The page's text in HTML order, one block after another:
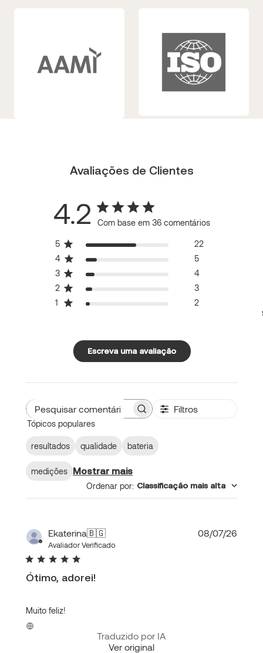
Avaliações de Clientes
4.2 Com base em 36 comentários
5
22
4
5
3
4
2
3
1
2
Escreva uma avaliação
Pesquisar
comentários
Filtros
Tópicos populares
resultados qualidade bateria
medições Mostrar mais
Ordenar por: Classificação mais alta
Ekaterina🇧🇬
Avaliador Verificado
Ótimo, adorei!
Muito feliz!
Traduzido por IA
Ver original
08/07/26